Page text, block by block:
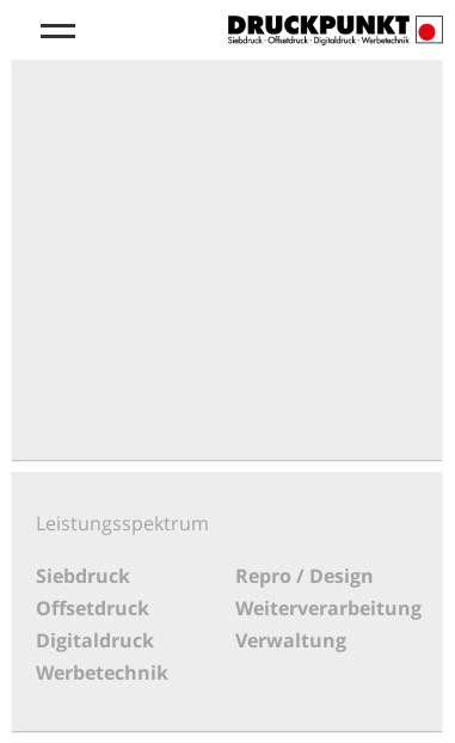
Leistungsspektrum
Siebdruck
Offsetdruck
Digitaldruck
Werbetechnik
Repro / Design
Weiterverarbeitung
Verwaltung